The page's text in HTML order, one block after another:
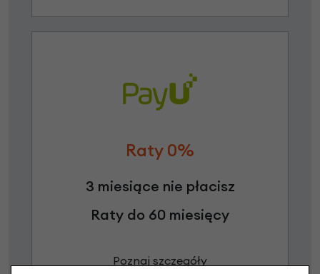
Raty 0%
3 miesiące nie płacisz
Raty do 60 miesięcy
Poznaj szczegóły